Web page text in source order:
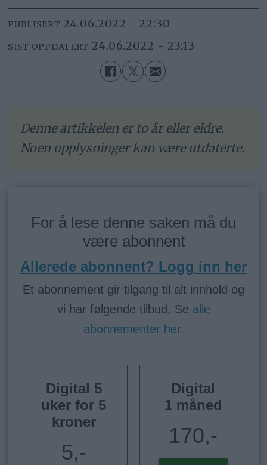
PUBLISERT 24.06.2022 - 22:30
SIST OPPDATERT 24.06.2022 - 23:13
Denne artikkelen er to år eller eldre.
Noen opplysninger kan være utdaterte.
For å lese denne saken må du
være abonnent
Allerede abonnent? Logg inn her
Et abonnement gir tilgang til alt innhold og
vi har følgende tilbud. Se alle
abonnementer her.
Digital 5
uker for 5
kroner
5,-
Digital
1 måned
170,-